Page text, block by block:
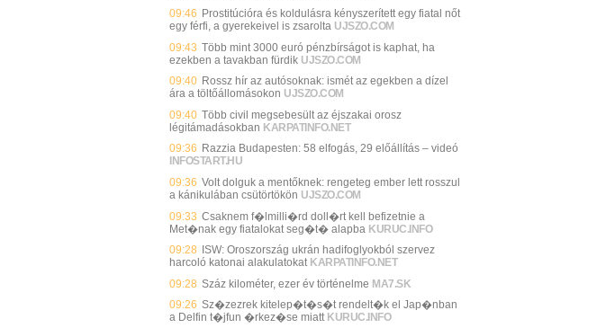
09:46 Prostitúcióra és koldulásra kényszerített egy fiatal nőt
egy férfi, a gyerekeivel is zsarolta UJSZO.COM
09:43 Több mint 3000 euró pénzbírságot is kaphat, ha
ezekben a tavakban fürdik UJSZO.COM
09:40 Rossz hír az autósoknak: ismét az egekben a dízel
ára a töltőállomásokon UJSZO.COM
09:40 Több civil megsebesült az éjszakai orosz
légitámadásokban KARPATINFO.NET
09:36 Razzia Budapesten: 58 elfogás, 29 előállítás – videó
INFOSTART.HU
09:36 Volt dolguk a mentőknek: rengeteg ember lett rosszul
a kánikulában csütörtökön UJSZO.COM
09:33 Csaknem f�lmilli�rd doll�rt kell befizetnie a
Met�nak egy fiatalokat seg�t� alapba KURUC.INFO
09:28
ISW: Oroszország ukrán hadifoglyokból szervez
harcoló katonai alakulatokat KARPATINFO.NET
09:28 Száz kilométer, ezer év történelme MA7.SK
09:26 Sz�zezrek kitelep�t�s�t rendelt�k el Jap�nban
a Delfin t�jfun �rkez�se miatt KURUC.INFO